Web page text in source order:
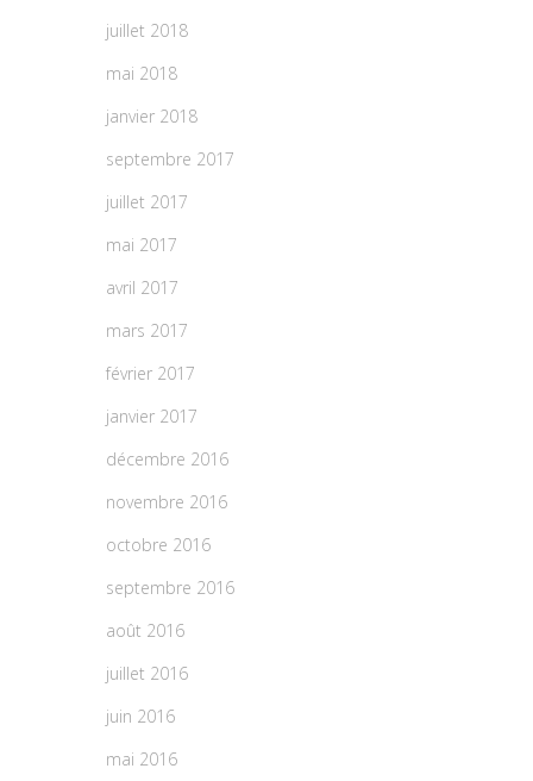
juillet 2018
mai 2018
janvier 2018
septembre 2017
juillet 2017
mai 2017
avril 2017
mars 2017
février 2017
janvier 2017
décembre 2016
novembre 2016
octobre 2016
septembre 2016
août 2016
juillet 2016
juin 2016
mai 2016